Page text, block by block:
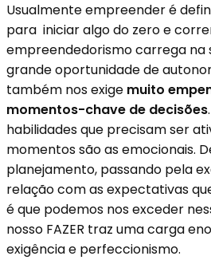
Usualmente empreender é
para iniciar algo do zero e
empreendedorismo carrega na
grande oportunidade de
também nos exige muito
momentos-chave de decisões
habilidades que precisam ser
momentos são as emocionais.
planejamento, passando pela
relação com as expectativas
é que podemos nos exceder
nosso FAZER traz uma carga
exigência e perfeccionismo.